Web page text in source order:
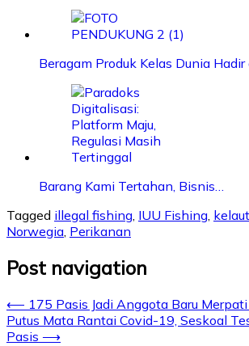
Beragam Produk Kelas Dunia Hadir
Barang Kami Tertahan, Bisnis…
Tagged illegal fishing, IUU Fishing,
Norwegia, Perikanan
Post navigation
⟵ 175 Pasis Jadi Anggota Baru
Putus Mata Rantai Covid-19, Seskoal
Pasis ⟶